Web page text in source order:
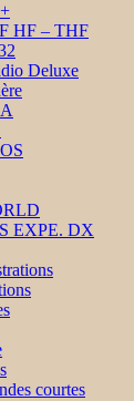
HF – THF
Deluxe
EXPE. DX
courtes